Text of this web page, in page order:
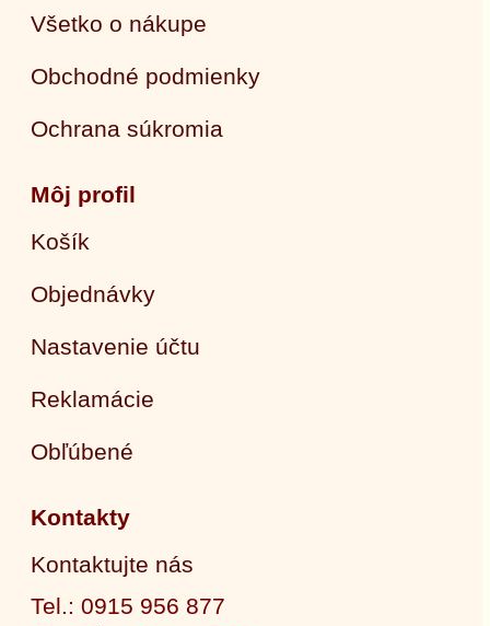
Všetko o nákupe
Obchodné podmienky
Ochrana súkromia
Môj profil
Košík
Objednávky
Nastavenie účtu
Reklamácie
Obľúbené
Kontakty
Kontaktujte nás
Tel.: 0915 956 877